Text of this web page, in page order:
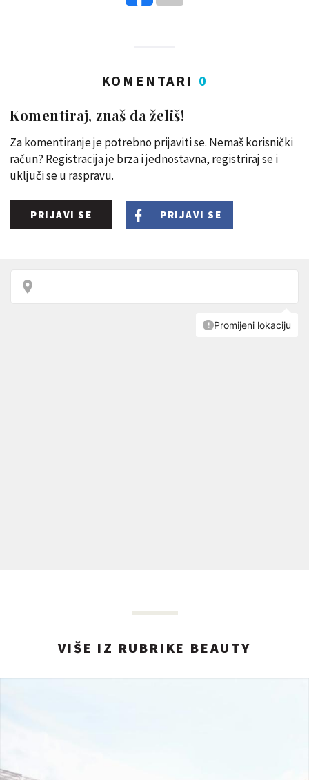
KOMENTARI 0
Komentiraj, znaš da želiš!
Za komentiranje je potrebno prijaviti se. Nemaš korisnički
račun? Registracija je brza i jednostavna, registriraj se i
uključi se u raspravu.
PRIJAVI SE PRIJAVI SE
VIŠE IZ RUBRIKE BEAUTY